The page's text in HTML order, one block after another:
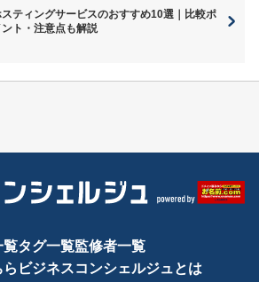
ティングサービスのおすすめ10選｜比較ポ
ント・注意点も解説
覧タグ一覧監修者一覧
ビジネスコンシェルジュとは